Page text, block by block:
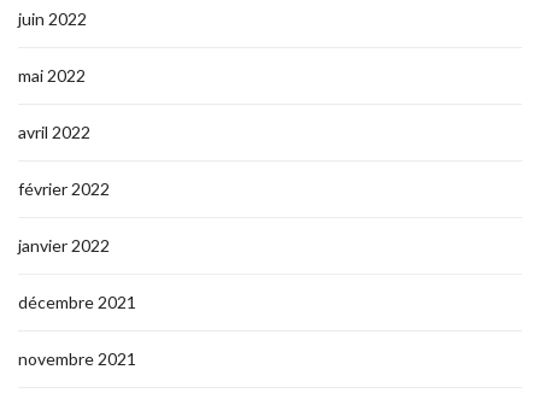
juin 2022
mai 2022
avril 2022
février 2022
janvier 2022
décembre 2021
novembre 2021